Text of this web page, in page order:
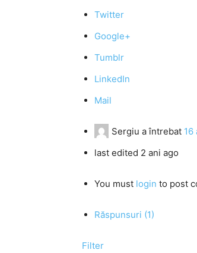
Twitter
Google+
Tumblr
LinkedIn
Mail
Sergiu a întrebat 16
last edited 2 ani ago
You must login to post
Răspunsuri (1)
Filter